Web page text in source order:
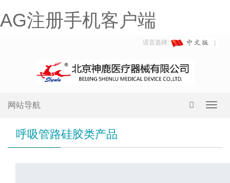
AG注册手机客户端
语言选择:
网站导航
呼吸管路硅胶类产品